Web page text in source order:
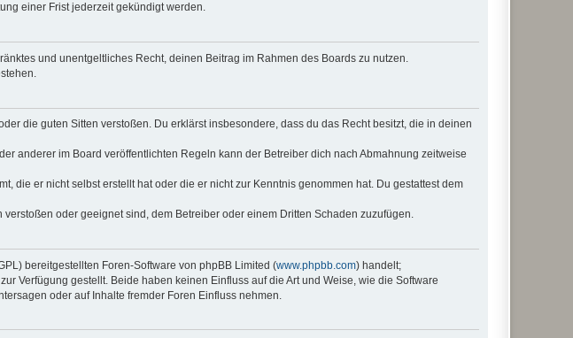
einer Frist jederzeit gekündigt werden.
und unentgeltliches Recht, deinen Beitrag im Rahmen des Boards zu nutzen.
die guten Sitten verstoßen. Du erklärst insbesondere, dass du das Recht besitzt, die in deinen
anderer im Board veröffentlichten Regeln kann der Betreiber dich nach Abmahnung zeitweise
die er nicht selbst erstellt hat oder die er nicht zur Kenntnis genommen hat. Du gestattest dem
oder geeignet sind, dem Betreiber oder einem Dritten Schaden zuzufügen.
bereitgestellten Foren-Software von phpBB Limited (www.phpbb.com) handelt;
zur Verfügung gestellt. Beide haben keinen Einfluss auf die Art und Weise, wie die Software
oder auf Inhalte fremder Foren Einfluss nehmen.